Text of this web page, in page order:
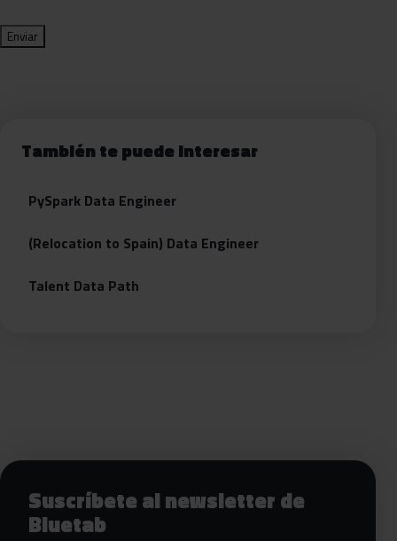
También te puede interesar
PySpark Data Engineer
(Relocation to Spain) Data Engineer
Talent Data Path
Siguientes pasos con Bluetab
Suscríbete al newsletter de
Bluetab